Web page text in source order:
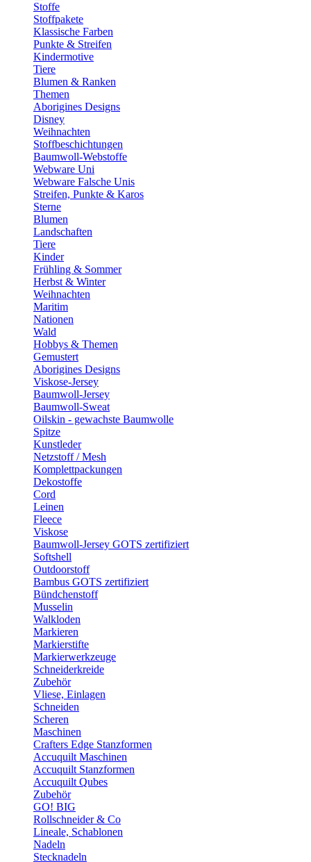
Stoffe
Stoffpakete
Klassische Farben
Punkte & Streifen
Kindermotive
Tiere
Blumen & Ranken
Themen
Aborigines Designs
Disney
Weihnachten
Stoffbeschichtungen
Baumwoll-Webstoffe
Webware Uni
Webware Falsche Unis
Streifen, Punkte & Karos
Sterne
Blumen
Landschaften
Tiere
Kinder
Frühling & Sommer
Herbst & Winter
Weihnachten
Maritim
Nationen
Wald
Hobbys & Themen
Gemustert
Aborigines Designs
Viskose-Jersey
Baumwoll-Jersey
Baumwoll-Sweat
Oilskin - gewachste Baumwolle
Spitze
Kunstleder
Netzstoff / Mesh
Komplettpackungen
Dekostoffe
Cord
Leinen
Fleece
Viskose
Baumwoll-Jersey GOTS zertifiziert
Softshell
Outdoorstoff
Bambus GOTS zertifiziert
Bündchenstoff
Musselin
Walkloden
Markieren
Markierstifte
Markierwerkzeuge
Schneiderkreide
Zubehör
Vliese, Einlagen
Schneiden
Scheren
Maschinen
Crafters Edge Stanzformen
Accuquilt Maschinen
Accuquilt Stanzformen
Accuquilt Qubes
Zubehör
GO! BIG
Rollschneider & Co
Lineale, Schablonen
Nadeln
Stecknadeln